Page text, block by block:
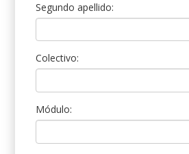
Segundo apellido:
Colectivo:
Módulo: